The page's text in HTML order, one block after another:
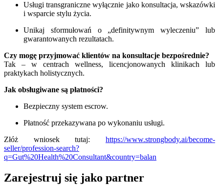
Usługi transgraniczne wyłącznie jako konsultacja, wskazówki
i wsparcie stylu życia.
Unikaj sformułowań o „definitywnym wyleczeniu” lub
gwarantowanych rezultatach.
Czy mogę przyjmować klientów na konsultacje bezpośrednie?
Tak – w centrach wellness, licencjonowanych klinikach lub
praktykach holistycznych.
Jak obsługiwane są płatności?
Bezpieczny system escrow.
Płatność przekazywana po wykonaniu usługi.
Złóż wniosek tutaj: https://www.strongbody.ai/become-
seller/profession-search?
q=Gut%20Health%20Consultant&country=balan
Zarejestruj się jako partner